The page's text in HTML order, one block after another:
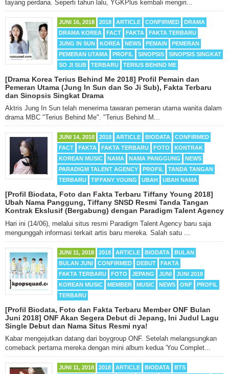
tayang perdana. Seperti tahun lalu, YGKPlus kembali mengiri...
JUNI 16, 2018 2018 ARTICLE CONFIRMED
DRAMA
DRAMA KOREA
FACT FAKTA
FAKTA TERBARU
JUNG IN SUN
KOREA NEWS PEMAIN
PEMERAN
PEMERAN UTAMA
PROFIL SINOPSIS
SINOPSIS SINGKAT
SO JI SUB
TERBARU TERIUS BEHIND ME
[Drama Korea Terius Behind Me 2018] Profil Pemain dan
Pemeran Utama (Jung In Sun dan So Ji Sub), Fakta Terbaru
dan Sinopsis Singkat Drama
Aktris Jung In Sun telah menerima tawaran pemeran utama wanita dalam
drama MBC "Terius Behind Me". "Terius Behind M...
JUNI 14, 2018 2018 ARTICLE BIODATA
CONFIRMED
FACT
FAKTA FAKTA TERBARU FOTO
KONTRAK
KOREAN MUSIC
NAMA NAMA PANGGUNG
NEWS
PARADIGM TALENT AGENCY
PROFIL
TANDA TANGAN
TERBARU
TIFFANY YOUNG UBAH UBAH NAMA
[Profil Biodata, Foto dan Fakta Terbaru Tiffany Young 2018]
Ubah Nama Panggung, Tiffany SNSD Resmi Tanda Tangan
Kontrak Ekslusif (Bergabung) dengan Paradigm Talent Agency
Hari ini (14/06), melalui situs resmi Paradigm Talent Agency baru saja
mengunggah informasi terkait artis baru mereka. Salah satu ...
JUNI 11, 2018 2018 ARTICLE BIODATA
BULAN
BULAN JUNI
CONFIRMED DEBUT
FAKTA
FAKTA TERBARU
FOTO JEPANG JUNI
JUNI 2018
KOREAN MUSIC
MEMBER MUSIC NEWS ONF
PROFIL
TERBARU
[Profil Biodata, Foto dan Fakta Terbaru Member ONF Bulan
Juni 2018] ONF Akan Segera Debut di Jepang, Ini Judul Lagu
Single Debut dan Nama Situs Resmi nya!
Kabar mengejutkan datang dari boygroup ONF. Setelah melangsungkan
comeback pertama mereka dengan mini album kedua 'You Complet...
JUNI 11, 2018 2018 ARTICLE BIODATA
BTS